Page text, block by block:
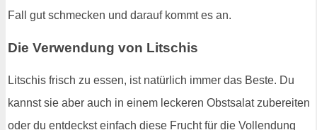
Fall gut schmecken und darauf kommt es an.
Die Verwendung von Litschis
Litschis frisch zu essen, ist natürlich immer das Beste. Du
kannst sie aber auch in einem leckeren Obstsalat zubereiten
oder du entdeckst einfach diese Frucht für die Vollendung